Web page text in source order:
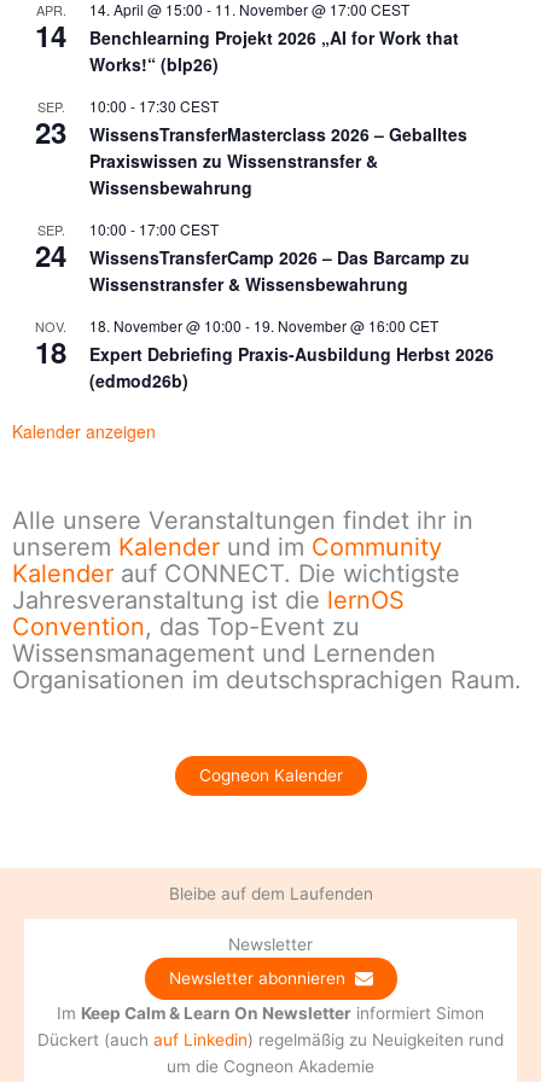
APR.
14
14. April @ 15:00 - 11. November @ 17:00 CEST
Benchlearning Projekt 2026 „AI for Work that
Works!“ (blp26)
SEP.
23
10:00 - 17:30 CEST
WissensTransferMasterclass 2026 – Geballtes
Praxiswissen zu Wissenstransfer &
Wissensbewahrung
SEP.
24
10:00 - 17:00 CEST
WissensTransferCamp 2026 – Das Barcamp zu
Wissenstransfer & Wissensbewahrung
NOV.
18
18. November @ 10:00 - 19. November @ 16:00 CET
Expert Debriefing Praxis-Ausbildung Herbst 2026
(edmod26b)
Kalender anzeigen
Alle unsere Veranstaltungen findet ihr in
unserem Kalender und im Community
Kalender auf CONNECT. Die wichtigste
Jahresveranstaltung ist die lernOS
Convention, das Top-Event zu
Wissensmanagement und Lernenden
Organisationen im deutschsprachigen Raum.
Cogneon Kalender
Bleibe auf dem Laufenden
Newsletter
Newsletter abonnieren
Im Keep Calm & Learn On Newsletter informiert Simon
Dückert (auch auf Linkedin) regelmäßig zu Neuigkeiten rund
um die Cogneon Akademie